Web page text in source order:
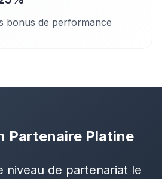
bonus de performance
Partenaire Platine
niveau de partenariat le